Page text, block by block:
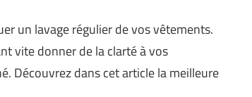
un lavage régulier de vos vêtements.
vite donner de la clarté à vos
Découvrez dans cet article la meilleure